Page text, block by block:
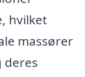
hvilket
massører
deres